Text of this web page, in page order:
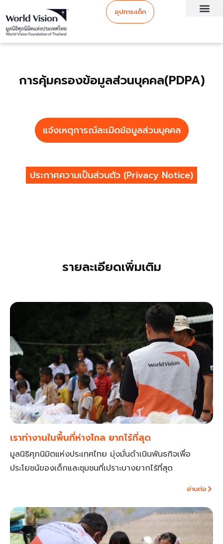
อุปการะเด็ก
การคุ้มครองข้อมูลส่วนบุคคล(PDPA)
แจ้งเหตุการณ์ละเมิดข้อมูลส่วนบุคคล
ประกาศความเป็นส่วนตัว (Privacy Notice)
รายละเอียดเพิ่มเติม
เราทำงานในพื้นที่ห่างไกล ยากไร้ที่สุด​
มูลนิธิศุภนิมิตแห่งประเทศไทย มุ่งมั่นดำเนินพันธกิจเพื่อ
ประโยชน์ของเด็กและชุมชนที่เปราะบางยากไร้ที่สุด​
อ่านต่อ